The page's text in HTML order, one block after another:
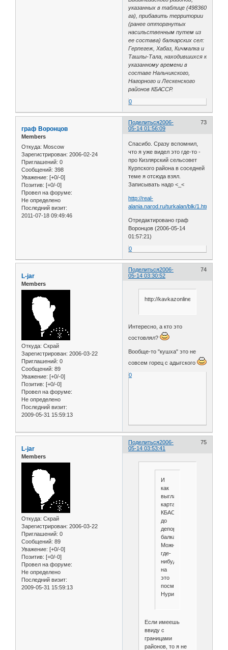
указанных в таблице (498360
га), прибавить территории
(ранее отторгнутых
насильственным путем из
ее состава) балкарских сел:
Герпегеж, Хабаз, Кичмалка и
Ташлы-Тала, находившихся к
указанному времени в
составе Нальчикского,
Нагорного и Лескенского
районов КБАССР.
0
Поделиться 73
2006-
05-14 01:56:09
граф Воронцов
Members
Откуда: Moscow
Зарегистрирован: 2006-02-24
Приглашений: 0
Сообщений: 398
Уважение: [+0/-0]
Позитив: [+0/-0]
Провел на форуме:
Не определено
Последний визит:
2011-07-18 09:49:46
Спасибо. Сразу вспомнил,
что я уже видел это где-то -
про Кизлярский сельсовет
Курпского района в соседней
теме я отсюда взял.
Записывать надо <_<
http://real-
alania.narod.ru/turkalan/blk/1.htm
Отредактировано граф
Воронцов (2006-05-14
01:57:21)
0
Поделиться 74
2006-
05-14 03:30:52
L-jar
Members
Откуда: Скрай
Зарегистрирован: 2006-03-22
Приглашений: 0
Сообщений: 89
Уважение: [+0/-0]
Позитив: [+0/-0]
Провел на форуме:
Не определено
Последний визит:
2009-05-31 15:59:13
http://kavkazonline.ru/
Интересно, а кто это
состовлял?
Вообще-то "кушха" это не
совсем горец с адыгского
0
Поделиться 75
2006-
05-14 03:53:41
L-jar
Members
Откуда: Скрай
Зарегистрирован: 2006-03-22
Приглашений: 0
Сообщений: 89
Уважение: [+0/-0]
Позитив: [+0/-0]
Провел на форуме:
Не определено
Последний визит:
2009-05-31 15:59:13
И
как
выгладила
карта
КБАССР
до
депортации
балкарцев?
Можно
где-
нибудь
на
это
посмотреть?
Нурик?
Если имеешь
ввиду с
границами
районов, то я не